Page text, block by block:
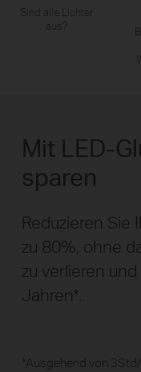
Sind alle Lichter
aus?
Mit LED-
sparen
Reduzieren Sie
zu 80%, ohne
zu verlieren
Jahren*.
*Ausgehend von